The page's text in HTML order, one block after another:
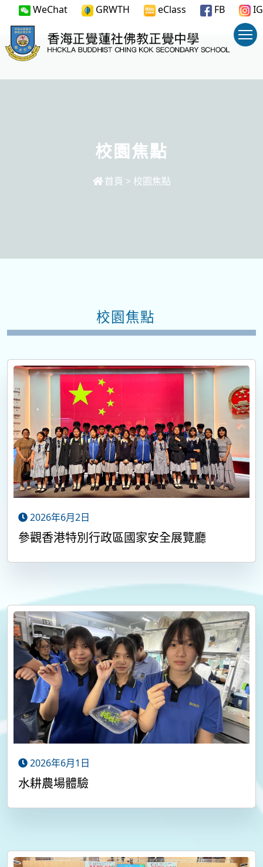
WeChat GRWTH eClass FB IG
校園焦點
首頁 > 校園焦點
校園焦點
2026年6月2日
參觀香港特別行政區國家安全展覽廳
2026年6月1日
水耕農場體驗